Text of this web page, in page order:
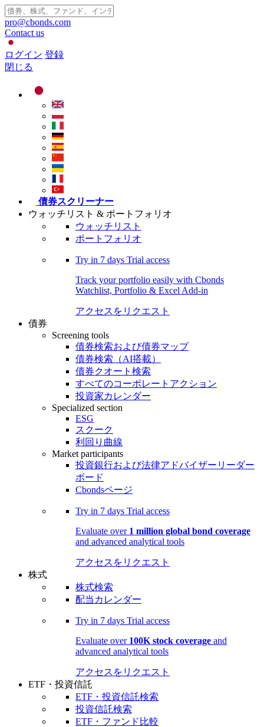
pro@cbonds.com
Contact us
ログイン 登録
閉じる
債券スクリーナー
ウォッチリスト & ポートフォリオ
ウォッチリスト
ポートフォリオ
Try in 7 days Trial access
Track your portfolio easily with Cbonds
Watchlist, Portfolio & Excel Add-in
アクセスをリクエスト
債券
Screening tools
債券検索および債券マップ
債券検索（AI搭載）
債券クオート検索
すべてのコーポレートアクション
投資家カレンダー
Specialized section
ESG
スクーク
利回り曲線
Market participants
投資銀行および法律アドバイザーリーダー
ボード
Cbondsページ
Try in 7 days Trial access
Evaluate over 1 million global bond coverage
and advanced analytical tools
アクセスをリクエスト
株式
株式検索
配当カレンダー
Try in 7 days Trial access
Evaluate over 100K stock coverage and
advanced analytical tools
アクセスをリクエスト
ETF・投資信託
ETF・投資信託検索
投資信託検索
ETF・ファンド比較